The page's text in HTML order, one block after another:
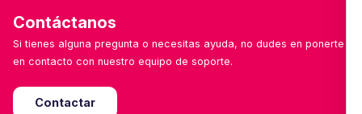
Contáctanos
Si tienes alguna pregunta o necesitas ayuda, no dudes en ponerte
en contacto con nuestro equipo de soporte.
Contactar